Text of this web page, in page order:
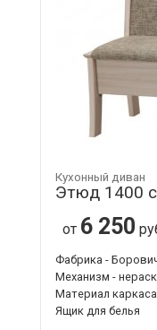
Кухонный диван
Этюд 1400
от 6 250
Фабрика -
Механизм -
Материал
Ящик для белья